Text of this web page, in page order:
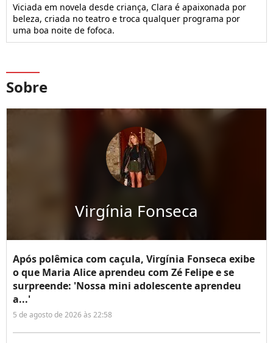
Viciada em novela desde criança, Clara é apaixonada por
beleza, criada no teatro e troca qualquer programa por
uma boa noite de fofoca.
Sobre
Virgínia Fonseca
Após polêmica com caçula, Virgínia Fonseca exibe
o que Maria Alice aprendeu com Zé Felipe e se
surpreende: 'Nossa mini adolescente aprendeu
a...'
5 de agosto de 2026 às 22:58